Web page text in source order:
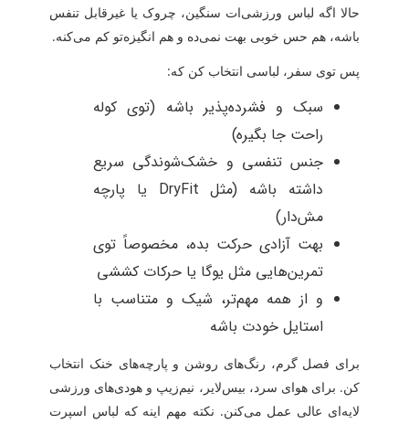
حالا اگه لباس ورزشی‌ات سنگین، چروک یا غیرقابل تنفس
باشه، هم حس خوبی بهت نمی‌ده و هم انگیزه‌تو کم می‌کنه.
پس توی سفر، لباسی انتخاب کن که:
سبک و فشرده‌پذیر باشه (توی کوله‌
راحت جا بگیره)
جنس تنفسی و خشک‌شوندگی سریع
داشته باشه (مثل DryFit یا پارچه
مش‌دار)
بهت آزادی حرکت بده، مخصوصاً توی
تمرین‌هایی مثل یوگا یا حرکات کششی
و از همه مهم‌تر، شیک و متناسب با
استایل خودت باشه
برای فصل گرم، رنگ‌های روشن و پارچه‌های خنک انتخاب
کن. برای هوای سرد، بیس‌لایر، نیم‌زیپ و هودی‌های ورزشی
لایه‌ای عالی عمل می‌کنن. نکته مهم اینه که لباس اسپرت